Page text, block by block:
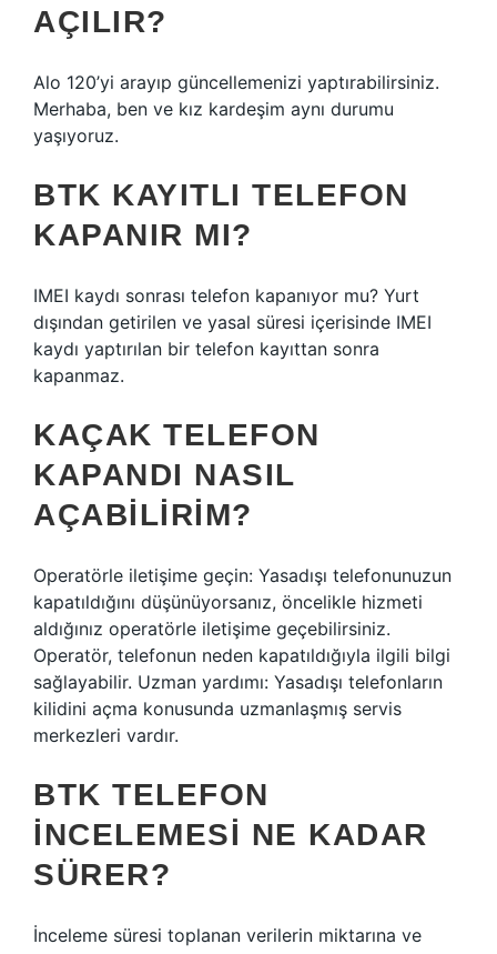
AÇILIR?
Alo 120’yi arayıp güncellemenizi yaptırabilirsiniz.
Merhaba, ben ve kız kardeşim aynı durumu
yaşıyoruz.
BTK KAYITLI TELEFON
KAPANIR MI?
IMEI kaydı sonrası telefon kapanıyor mu? Yurt
dışından getirilen ve yasal süresi içerisinde IMEI
kaydı yaptırılan bir telefon kayıttan sonra
kapanmaz.
KAÇAK TELEFON
KAPANDI NASIL
AÇABILIRIM?
Operatörle iletişime geçin: Yasadışı telefonunuzun
kapatıldığını düşünüyorsanız, öncelikle hizmeti
aldığınız operatörle iletişime geçebilirsiniz.
Operatör, telefonun neden kapatıldığıyla ilgili bilgi
sağlayabilir. Uzman yardımı: Yasadışı telefonların
kilidini açma konusunda uzmanlaşmış servis
merkezleri vardır.
BTK TELEFON
INCELEMESI NE KADAR
SÜRER?
İnceleme süresi toplanan verilerin miktarına ve